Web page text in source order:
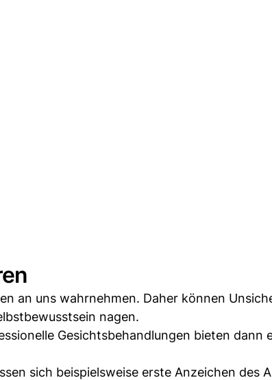
an uns wahrnehmen. Daher können
nagen.
Gesichtsbehandlungen bieten dann
sich beispielsweise erste Anzeichen des